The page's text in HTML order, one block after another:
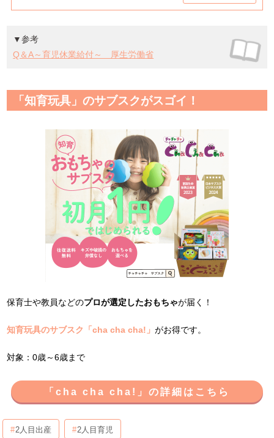
▼参考
Q＆A～育児休業給付～ 厚生労働省
「知育玩具」のサブスクがスゴイ！
保育士や教員などのプロが選定したおもちゃが届く！
知育玩具のサブスク「cha cha cha!」がお得です。
対象：0歳～6歳まで
「cha cha cha!」の詳細はこちら
2人目出産 2人目育児